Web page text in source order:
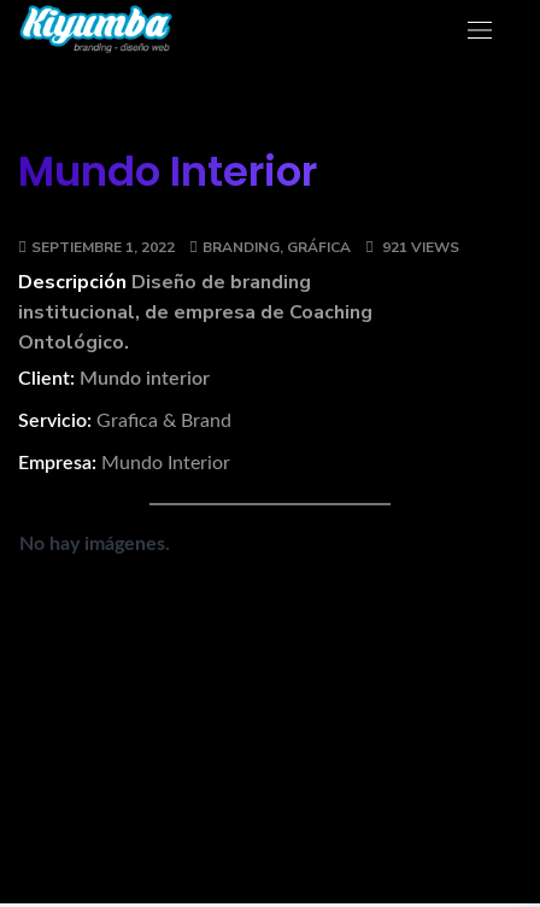
Mundo Interior
SEPTIEMBRE 1, 2022 BRANDING, GRÁFICA 921 VIEWS
Descripción Diseño de branding
institucional, de empresa de Coaching
Ontológico.
Client: Mundo interior
Servicio: Grafica & Brand
Empresa: Mundo Interior
No hay imágenes.